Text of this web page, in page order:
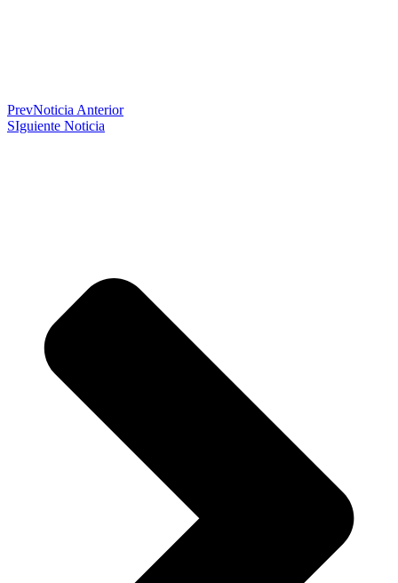
PrevNoticia Anterior
SIguiente Noticia